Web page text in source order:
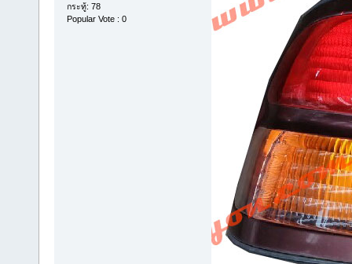
กระทู้: 78
Popular Vote : 0